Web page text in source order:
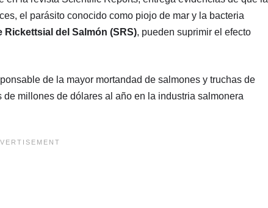
el parásito conocido como piojo de mar y la bacteria
Rickettsial del Salmón (SRS), pueden suprimir el efecto
de la mayor mortandad de salmones y truchas de
millones de dólares al año en la industria salmonera